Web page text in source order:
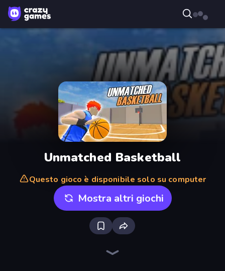
Unmatched Basketball
Questo gioco è disponibile solo su computer
Mostra altri giochi